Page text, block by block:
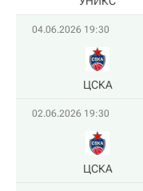
04.06.2026 19:30
ЦСКА
02.06.2026 19:30
ЦСКА